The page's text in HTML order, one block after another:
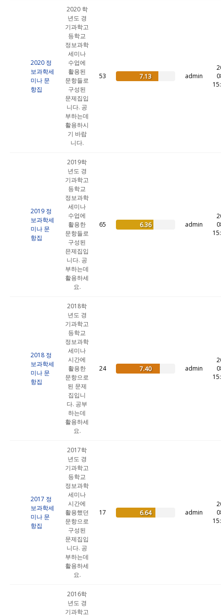
2020 정
보과학세
미나 문
항집
2020 학
년도 경
기과학고
등학교
정보과학
세미나
수업에
활용된
문항들로
구성된
문제집입
니다. 공
부하는데
활용하시
기 바랍
니다.
53 7.13 admin
2019 정
보과학세
미나 문
항집
2019학
년도 경
기과학고
등학교
정보과학
세미나
수업에
활용한
문항들로
구성된
믄제집입
니다. 공
부하는데
활용하세
요.
65 6.36 admin
2018 정
보과학세
미나 문
항집
2018학
년도 경
기과학고
등학교
정보과학
세미나
시간에
활용한
문항으로
된 문제
집입니
다. 공부
하는데
활용하세
요.
24 7.40 admin
2017 정
보과학세
미나 문
항집
2017학
년도 경
기과학고
등학교
정보과학
세미나
시간에
활용했던
문항으로
구성된
문제집입
니다. 공
부하는데
활용하세
요.
17 6.64 admin
2016학
년도 경
기과학고